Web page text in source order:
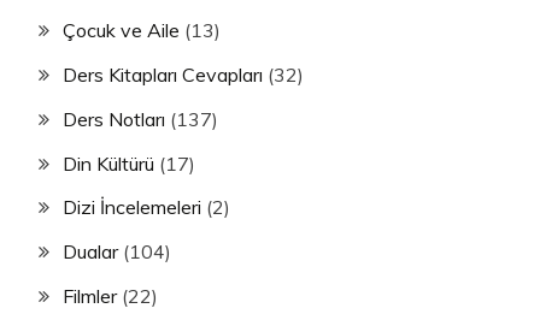
Çocuk ve Aile (13)
Ders Kitapları Cevapları (32)
Ders Notları (137)
Din Kültürü (17)
Dizi İncelemeleri (2)
Dualar(104)
Filmler(22)